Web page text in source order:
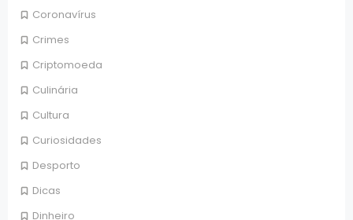
Coronavírus
Crimes
Criptomoeda
Culinária
Cultura
Curiosidades
Desporto
Dicas
Dinheiro